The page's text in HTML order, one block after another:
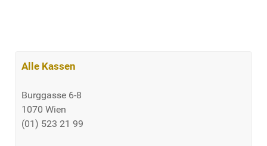
Alle Kassen
Burggasse 6-8
1070 Wien
(01) 523 21 99